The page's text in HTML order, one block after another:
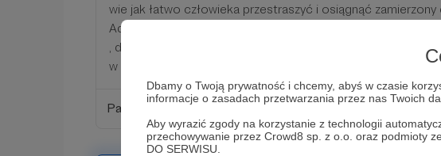
Dbamy o Twoją prywatność i chcemy, abyś w czasie
informacje o zasadach przetwarzania przez nas Twoich
Aby wyrazić zgody na korzystanie z technologii
przechowywanie przez Crowd8 sp. z o.o. oraz podmioty
DO SERWISU.
wie jak łatwo człowieka przestraszyć i osiągnąć zamierzony
Adopcja Sola to duże wyzwanie, nowego domu szuka już
, dzięki Twojemu wsparciu może bezpiecznie czekać na
w Domu Tymczasowym 💙
Patroni: 0